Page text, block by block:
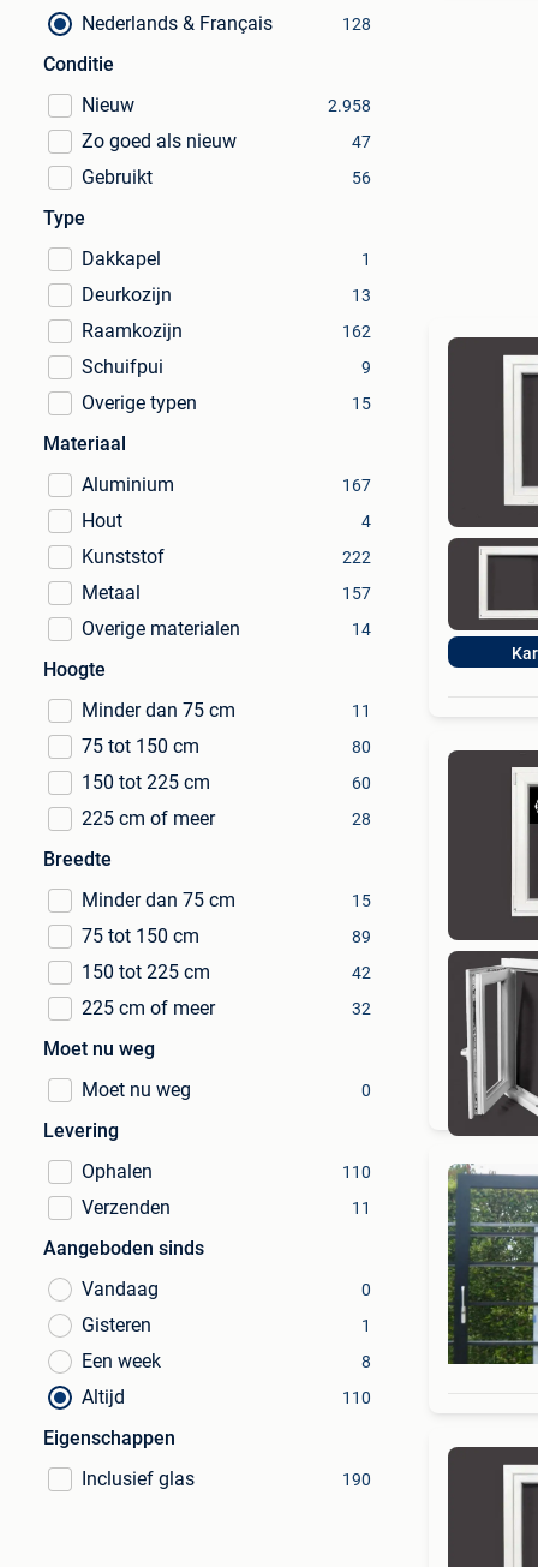
Nederlands & Français 128
Conditie
Nieuw
2.958
Zo goed als nieuw 47
Gebruikt 56
Type
Dakkapel
1
Deurkozijn 13
Raamkozijn 162
Schuifpui 9
Overige typen 15
Materiaal
Aluminium
167
Hout 4
Kunststof 222
Metaal 157
Overige materialen 14
Hoogte
Minder dan 75 cm
11
75 tot 150 cm 80
150 tot 225 cm 60
225 cm of meer 28
Breedte
Minder dan 75 cm
15
75 tot 150 cm 89
150 tot 225 cm 42
225 cm of meer 32
Moet nu weg
Moet nu weg
0
Levering
Ophalen
110
Verzenden 11
Aangeboden sinds
Vandaag
0
Gisteren 1
Een week 8
Altijd 110
Eigenschappen
Inclusief glas
190